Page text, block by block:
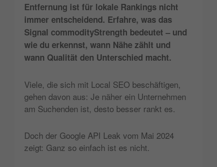
Entfernung ist für lokale Rankings nicht
immer entscheidend. Erfahre, was das
Signal commodityStrength bedeutet – und
wie du erkennst, wann Nähe zählt und
wann Qualität den Unterschied macht.
Viele, die sich mit Local SEO beschäftigen,
gehen davon aus: Je näher ein Unternehmen
am Suchenden ist, desto besser rankt es.
Doch der Google API Leak vom Mai 2024
zeigt: Ganz so einfach ist es nicht.